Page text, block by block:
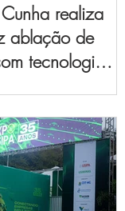
realiza
ablação de
tecnologia